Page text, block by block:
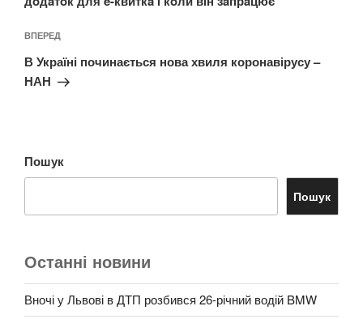
Наступний
запис
ВПЕРЕД
В Україні починається нова хвиля коронавірусу –
НАН
Пошук
Пошук
Останні новини
Вночі у Львові в ДТП розбився 26-річний водій BMW